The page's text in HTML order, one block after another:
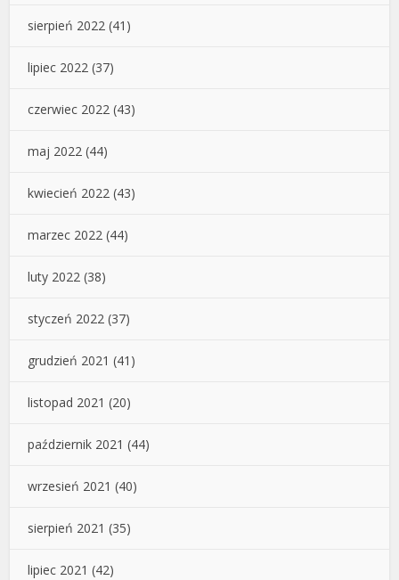
sierpień 2022 (41)
lipiec 2022 (37)
czerwiec 2022 (43)
maj 2022 (44)
kwiecień 2022 (43)
marzec 2022 (44)
luty 2022 (38)
styczeń 2022 (37)
grudzień 2021 (41)
listopad 2021 (20)
październik 2021 (44)
wrzesień 2021 (40)
sierpień 2021 (35)
lipiec 2021 (42)